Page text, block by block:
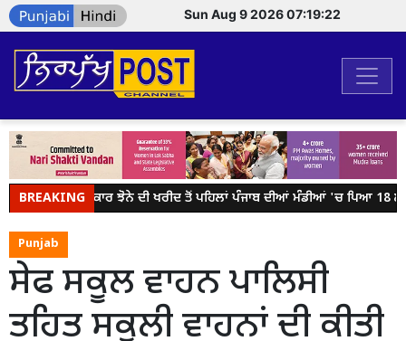
Sun Aug 9 2026 07:19:22
BREAKING
ਕੇਂਦਰ ਸਰਕਾਰ ਝੋਨੇ ਦੀ ਖਰੀਦ ਤੋਂ ਪਹਿਲਾਂ ਪੰਜਾਬ ਦੀਆਂ ਮੰਡੀਆਂ 'ਚ ਪਿਆ 18 ਲੱਖ
Punjab
ਸੇਫ ਸਕੂਲ ਵਾਹਨ ਪਾਲਿਸੀ
ਤਹਿਤ ਸਕੂਲੀ ਵਾਹਨਾਂ ਦੀ ਕੀਤੀ